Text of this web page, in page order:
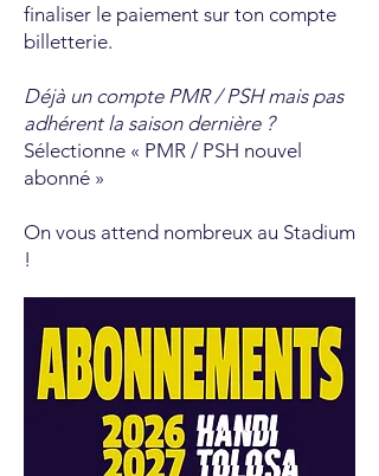
finaliser le paiement sur ton compte
billetterie.
Déjà un compte PMR / PSH mais pas
adhérent la saison dernière ?
Sélectionne « PMR / PSH nouvel
abonné »
On vous attend nombreux au Stadium
!